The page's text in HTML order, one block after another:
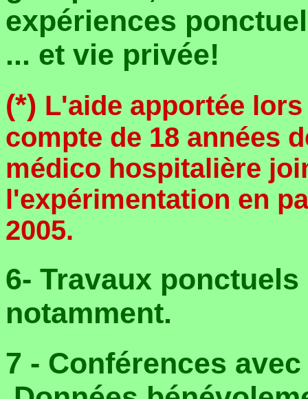
expériences
... et vie privée!
(*) L'aide apportée
compte de 18 années
médico hospitalière
l'expérimentation en
2005.
6- Travaux
notamment.
7 - Conférences